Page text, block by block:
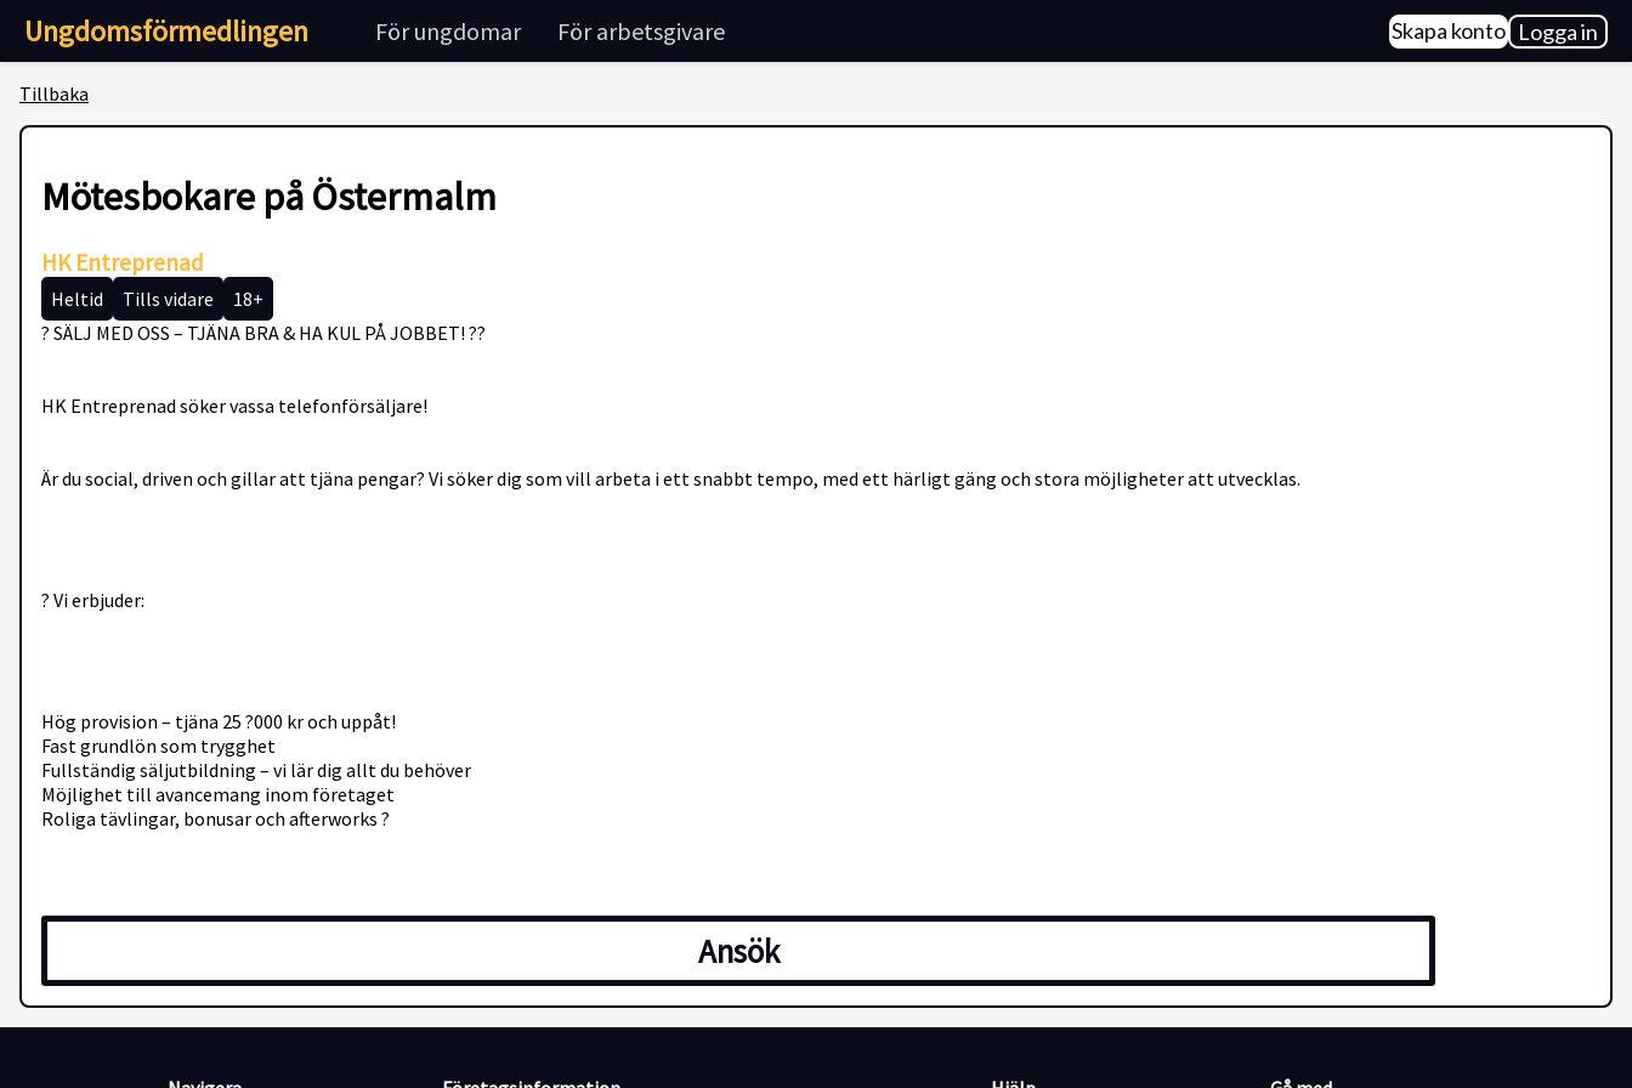
Ungdomsförmedlingen För ungdomar För arbetsgivare Skapa konto Logga in
Tillbaka
Mötesbokare på Östermalm
HK Entreprenad
Heltid Tills vidare
18+
? SÄLJ MED OSS – TJÄNA BRA & HA KUL PÅ JOBBET! ??
HK Entreprenad söker vassa telefonförsäljare!
Är du social, driven och gillar att tjäna pengar? Vi söker dig som vill arbeta i ett snabbt tempo, med ett härligt gäng och stora möjligheter att utvecklas.
? Vi erbjuder:
Hög provision – tjäna 25 ?000 kr och uppåt!
Fast grundlön som trygghet
Fullständig säljutbildning – vi lär dig allt du behöver
Möjlighet till avancemang inom företaget
Roliga tävlingar, bonusar och afterworks ?
? Du är:
Ansök